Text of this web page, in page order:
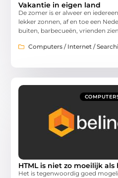
Vakantie in eigen land
De zomer is er alweer en
lekker zonnen, af en toe een
buiten, barbecueën, vrienden
Computers / Internet /
HTML is niet zo moeilijk
Het is tegenwoordig goed